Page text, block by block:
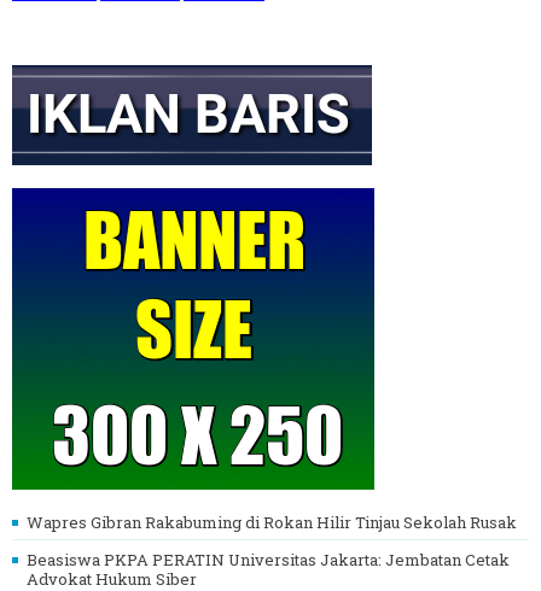
Wapres Gibran Rakabuming di Rokan Hilir Tinjau Sekolah Rusak
Beasiswa PKPA PERATIN Universitas Jakarta: Jembatan Cetak
Advokat Hukum Siber